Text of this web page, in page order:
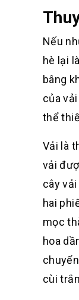
Nếu
hè lại
bâng
của
thể
Vải là
vải
cây
hai
mọc
hoa
cùi